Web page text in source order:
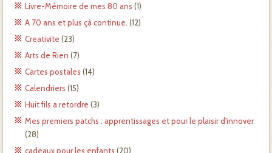
Livre-Mémoire de mes 80 ans (1)
A 70 ans et plus çà continue. (12)
Creativite (23)
Arts de Rien (7)
Cartes postales (14)
Calendriers (15)
Huit fils a retordre (3)
Mes premiers patchs : apprentissages et pour le plaisir d'innover
(28)
cadeaux pour les enfants (20)